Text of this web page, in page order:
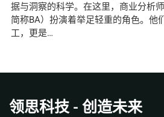
据与洞察的科学。在这里，商业分析
简称BA）扮演着举足轻重的角色。他
工，更是
领思科技 - 创造未来